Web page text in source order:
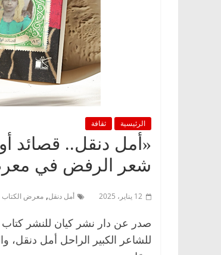
الرئيسية ثقافة
«أمل دنقل.. قصائد
شعر الرفض في
12 يناير، 2025 أمل دنقل, معرض الكتاب
صدر عن دار نشر كيان للنشر كتاب
للشاعر الكبير الراحل أمل دنقل،